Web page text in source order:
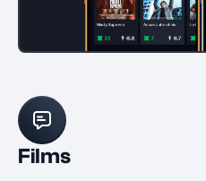
Films